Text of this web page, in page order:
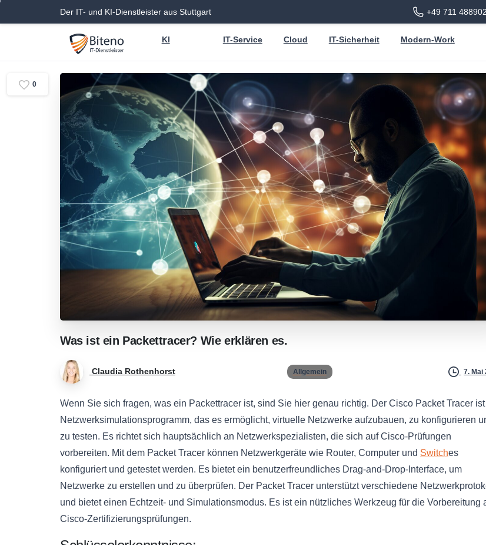
Der IT- und KI-Dienstleister aus Stuttgart +49 711
KI IT-Service Cloud IT-Sicherheit Modern-Work
Was ist ein Packettracer? Wie erklären es.
Claudia Rothenhorst Allgemein 7. Mai
Wenn Sie sich fragen, was ein Packettracer ist, sind Sie hier genau richtig. Der Cisco Packet Tracer
Netzwerksimulationsprogramm, das es ermöglicht, virtuelle Netzwerke aufzubauen, zu konfigurieren
zu testen. Es richtet sich hauptsächlich an Netzwerkspezialisten, die sich auf Cisco-Prüfungen
vorbereiten. Mit dem Packet Tracer können Netzwerkgeräte wie Router, Computer und Switches
konfiguriert und getestet werden. Es bietet ein benutzerfreundliches Drag-and-Drop-Interface, um
Netzwerke zu erstellen und zu überprüfen. Der Packet Tracer unterstützt verschiedene
und bietet einen Echtzeit- und Simulationsmodus. Es ist ein nützliches Werkzeug für die Vorbereitung
Cisco-Zertifizierungsprüfungen.
0